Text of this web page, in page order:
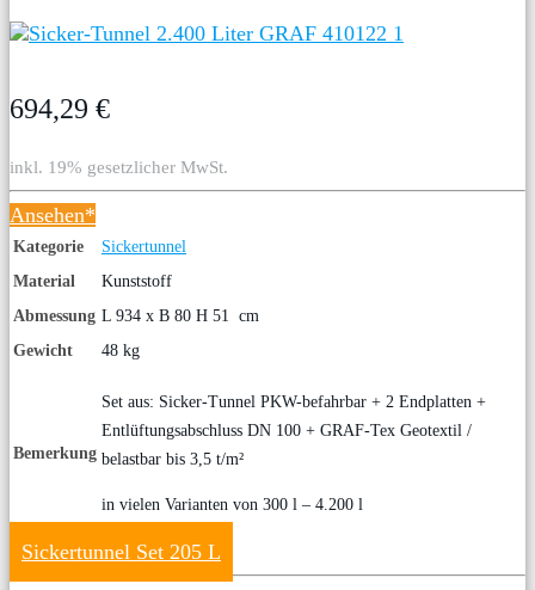
694,29 €
inkl. 19% gesetzlicher MwSt.
Ansehen*
Kategorie
Sickertunnel
Material
Kunststoff
Abmessung L 934 x B 80 H 51 cm
Gewicht
48 kg
Bemerkung
Set aus: Sicker-Tunnel PKW-befahrbar + 2 Endplatten +
Entlüftungsabschluss DN 100 + GRAF-Tex Geotextil /
belastbar bis 3,5 t/m²
in vielen Varianten von 300 l – 4.200 l
Sickertunnel Set 205 L